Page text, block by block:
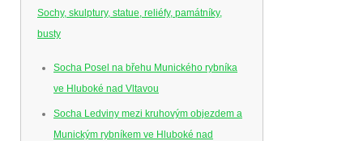
Sochy, skulptury, statue, reliéfy, památníky,
busty
Socha Posel na břehu Munického rybníka
ve Hluboké nad Vltavou
Socha Ledviny mezi kruhovým objezdem a
Munickým rybníkem ve Hluboké nad